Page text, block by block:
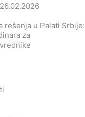
rešenja u Palati Srbije:
za